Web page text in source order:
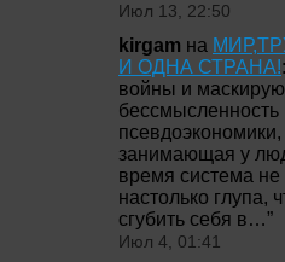
Июл 13, 22:50
kirgam на
И ОДНА СТРАНА!
войны и
бессмысленность
псевдоэкономики,
занимающая у
время система не
настолько глупа,
сгубить себя в…”
Июл 4, 01:41